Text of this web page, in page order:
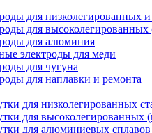
для низколегированных
для
для алюминия
электроды для меди
для чугуна
для наплавки и ремонта
для низколегированных
для высоколегированных
для алюминиевых сплавов